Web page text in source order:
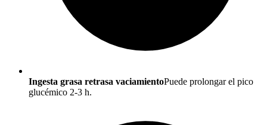
Ingesta grasa retrasa vaciamientoPuede prolongar el pico
glucémico 2-3 h.